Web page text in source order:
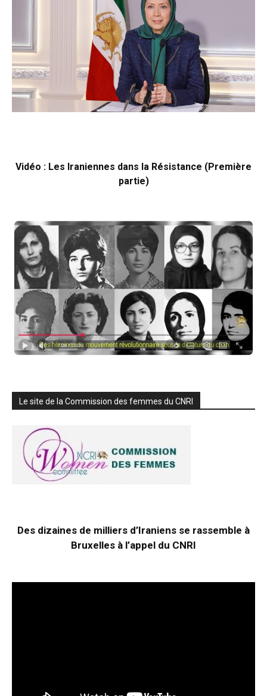
Vidéo : Les Iraniennes dans la Résistance (Première
partie)
Le site de la Commission des femmes du CNRI
Des dizaines de milliers d’Iraniens se rassemble à
Bruxelles à l’appel du CNRI